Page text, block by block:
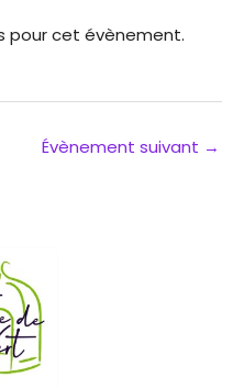
pour cet évènement.
Évènement suivant →